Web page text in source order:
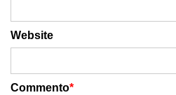
Website
Commento*